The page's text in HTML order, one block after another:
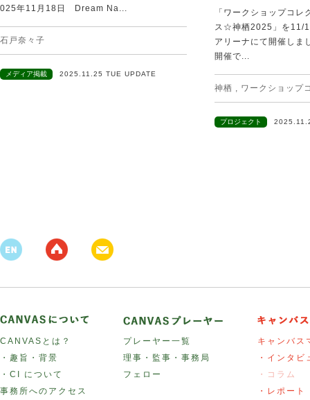
025年11月18日 Dream Na...
石戸奈々子
メディア掲載 2025.11.25 TUE UPDATE
「ワークショップコ
ス☆神栖2025」を11/
アリーナにて開催しま
開催で...
神栖 , ワークショップ
プロジェクト
CANVASとは？
・趣旨・背景
・CI について
事務所へのアクセス
プレーヤー一覧
理事・監事・事務局
フェロー
キャンバス
・インタビ
・コラム
・レポート